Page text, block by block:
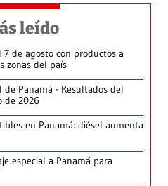
leído
de agosto con productos a
zonas del país
de Panamá - Resultados del
de 2026
en Panamá: diésel aumenta
especial a Panamá para